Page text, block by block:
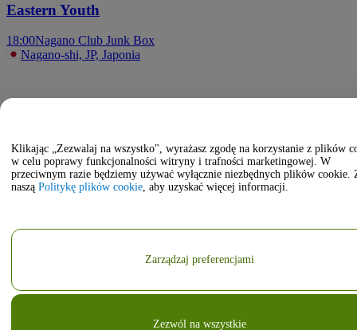
Eastern Youth
18:00Nagano Club Junk Box
Nagano-shi, JP, Japonia
Klikając „Zezwalaj na wszystko", wyrażasz zgodę na korzystanie z plików
w celu poprawy funkcjonalności witryny i trafności marketingowej. W
przeciwnym razie będziemy używać wyłącznie niezbędnych plików cookie.
naszą Politykę plików cookie, aby uzyskać więcej informacji.
Zezwól na wszystkie
Zarządzaj preferencjami